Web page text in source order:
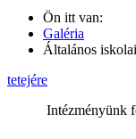
Ön itt van:
Galéria
Általános
tetejére
Intézményünk